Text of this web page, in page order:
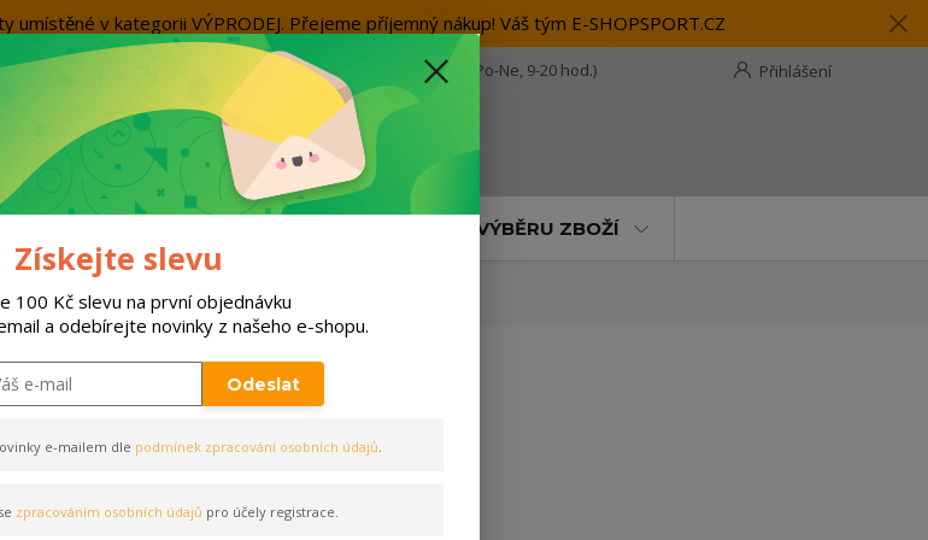
umístěné v kategorii VÝPRODEJ. Přejeme příjemný nákup! Váš tým E-SHOPSPORT.CZ
Přihlášení
Hledat
Nevíte si rady? Zavolejte. +420 728 118 114 (Po-Ne, 9-20 hod.)
POMOC PŘI VÝBĚRU ZBOŽÍ
Získejte slevu
100 Kč slevu na první objednávku
a odebírejte novinky z našeho e-shopu.
Odeslat
e-mailem dle podmínek zpracování osobních údajů.
zpracováním osobních údajů pro účely registrace.